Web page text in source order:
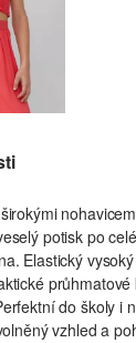
potisk po
Elastický
do školy i
vzhled a